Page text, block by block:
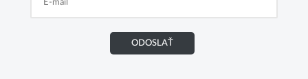
ODOSLAŤ